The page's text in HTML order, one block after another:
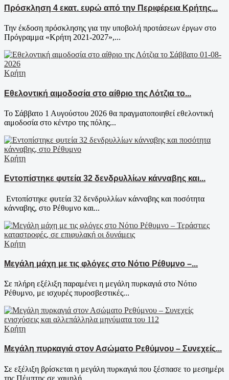
Πρόσκληση 4 εκατ. ευρώ από την Περιφέρεια Κρήτης...
Την έκδοση πρόσκλησης για την υποβολή προτάσεων έργων στο
Πρόγραμμα «Κρήτη 2021-2027»,...
Κρήτη
Εθελοντική αιμοδοσία στο αίθριο της Λότζια το...
Το Σάββατο 1 Αυγούστου 2026 θα πραγματοποιηθεί εθελοντική
αιμοδοσία στο κέντρο της πόλης...
Κρήτη
Εντοπίστηκε φυτεία 32 δενδρυλλίων κάνναβης και...
Εντοπίστηκε φυτεία 32 δενδρυλλίων κάνναβης και ποσότητα
κάνναβης, στο Ρέθυμνο και...
Κρήτη
Μεγάλη μάχη με τις φλόγες στο Νότιο Ρέθυμνο –...
Σε πλήρη εξέλιξη παραμένει η μεγάλη πυρκαγιά στο Νότιο
Ρέθυμνο, με ισχυρές πυροσβεστικές...
Κρήτη
Μεγάλη πυρκαγιά στον Ασώματο Ρεθύμνου – Συνεχείς...
Σε εξέλιξη βρίσκεται η μεγάλη πυρκαγιά που ξέσπασε το μεσημέρι
της Πέμπτης σε χαμηλή...